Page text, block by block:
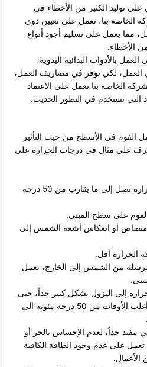
توليد الكثير من الأخطاء في
الخاصة بنا، تعمل على تعيين ذوي
مما يعمل على تسليم أجود أنواع
الأخطاء.
بالأدوات البدائية اليدوية،
العمل، لكي توفر في مصاريف العمل،
الخاصة بنا تعمل على الاعتماد
التي تستخدم في التطور الحديث.
في الأسطح من حيث التأثير
على مثال في درجات الحرارة على
إذا افترضنا أن درجة الحرارة تصل إلى ما يقارب من 50 درجة
على سطح المبنى.
أو انعكاس أشعة الشمس إلى
الحرارة أقل.
من الشمس إلى الخارج، يعمل
إلى النزول بشكل كبير جداً، حتى
تصل درجة الحرارة في أغلب الأوقات من 50 درجة مئوية إلى
مفيد جداً، لعدم الإحساس بالحر أو
تعمل على عدم وجود الطاقة الكافية
الأعمال.